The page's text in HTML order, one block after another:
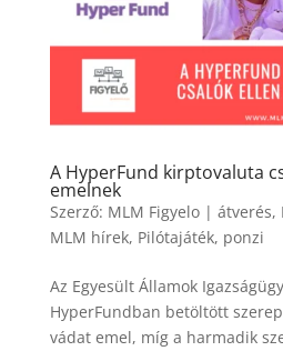
A HyperFund kirptovaluta
emelnek
Szerző: MLM Figyelo| átverés,
MLM hírek, Pilótajáték, ponzi
Az Egyesült Államok
HyperFundban betöltött
vádat emel, míg a harmadik